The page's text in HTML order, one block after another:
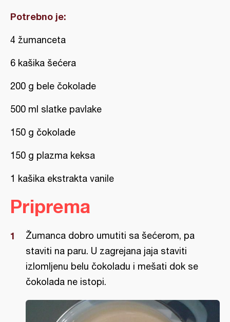
Potrebno je:
4 žumanceta
6 kašika šećera
200 g bele čokolade
500 ml slatke pavlake
150 g čokolade
150 g plazma keksa
1 kašika ekstrakta vanile
Priprema
Žumanca dobro umutiti sa šećerom, pa
staviti na paru. U zagrejana jaja staviti
izlomljenu belu čokoladu i mešati dok se
čokolada ne istopi.